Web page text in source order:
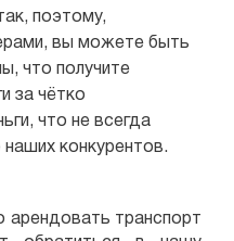
поэтому,
вы можете быть
что получите
за чётко
что не всегда
конкурентов.
транспорт